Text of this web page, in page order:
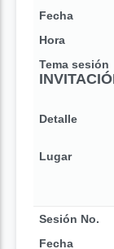
Fecha
Hora
Tema sesión
Detalle
Lugar
Sesión No.
Fecha